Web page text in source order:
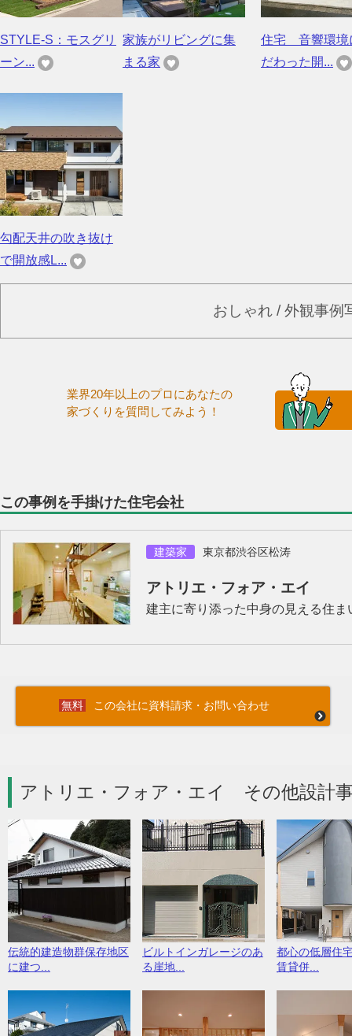
STYLE-S：モスグリ
ーン...
家族がリビングに集
まる家
住宅 音響環境
だわった開...
勾配天井の吹き抜け
で開放感L...
おしゃれ / 外観事例
業界20年以上のプロにあなたの
家づくりを質問してみよう！
この事例を手掛けた住宅会社
建築家 東京都渋谷区松涛
アトリエ・フォア・エイ
建主に寄り添った中身の見える住ま
この会社に資料請求・お問い合わせ
アトリエ・フォア・エイ その他設計
伝統的建造物群保存地区
に建つ...
ビルトインガレージのあ
る崖地...
都心の低層住
賃貸併...